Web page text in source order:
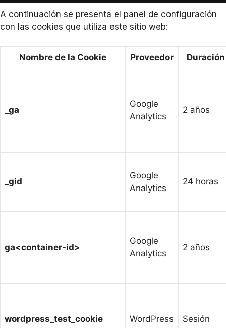
A continuación se presenta el panel de configuración
con las cookies que utiliza este sitio web:
Nombre de la Cookie Proveedor Duración
_ga
Google
Analytics
2 años
_gid
Google
Analytics
24 horas
ga<container-id>
Google
Analytics
2 años
wordpress_test_cookie WordPress Sesión